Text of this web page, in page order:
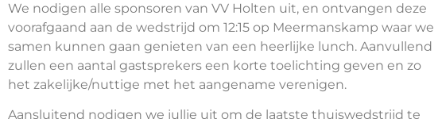
We nodigen alle sponsoren van VV Holten uit, en ontvangen deze
voorafgaand aan de wedstrijd om 12:15 op Meermanskamp waar we
samen kunnen gaan genieten van een heerlijke lunch. Aanvullend
zullen een aantal gastsprekers een korte toelichting geven en zo
het zakelijke/nuttige met het aangename verenigen.
Aansluitend nodigen we jullie uit om de laatste thuiswedstrijd te